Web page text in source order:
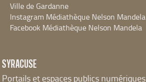
Ville de Gardanne
Instagram Médiathèque Nelson Mandela
Facebook Médiathèque Nelson Mandela
SYRACUSE
Portails et espaces publics numériques